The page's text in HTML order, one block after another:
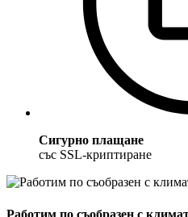
Сигурно плащане
със SSL-криптиране
Работим по съобразен с